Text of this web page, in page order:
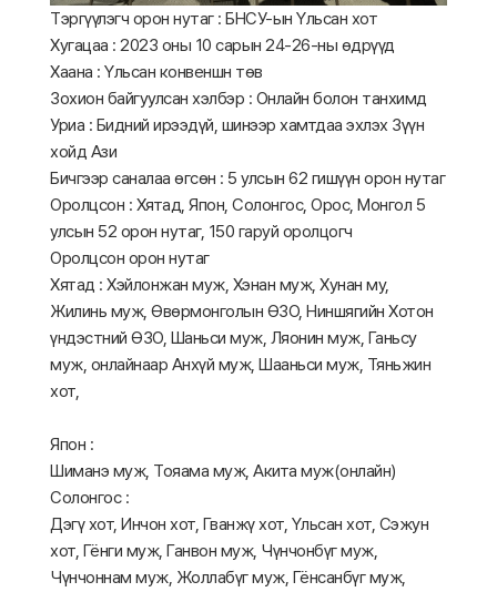
Тэргүүлэгч орон нутаг : БНСУ-ын Үльсан хот
Хугацаа : 2023 оны 10 сарын 24-26-ны өдрүүд
Хаана : Үльсан конвеншн төв
Зохион байгуулсан хэлбэр : Онлайн болон танхимд
Уриа : Бидний ирээдүй, шинээр хамтдаа эхлэх Зүүн
хойд Ази
Бичгээр саналаа өгсөн : 5 улсын 62 гишүүн орон нутаг
Оролцсон : Хятад, Япон, Солонгос, Орос, Монгол 5
улсын 52 орон нутаг, 150 гаруй оролцогч
Оролцсон орон нутаг
Хятад : Хэйлонжан муж, Хэнан муж, Хунан му,
Жилинь муж, Өвөрмонголын ӨЗО, Ниншягийн Хотон
үндэстний ӨЗО, Шаньси муж, Ляонин муж, Ганьсу
муж, онлайнаар Анхүй муж, Шааньси муж, Тяньжин
хот,
Япон :
Шиманэ муж, Тояама муж, Акита муж(онлайн)
Солонгос :
Дэгү хот, Инчон хот, Гванжү хот, Үльсан хот, Сэжун
хот, Гёнги муж, Ганвон муж, Чүнчонбүг муж,
Чүнчоннам муж, Жоллабүг муж, Гёнсанбүг муж,